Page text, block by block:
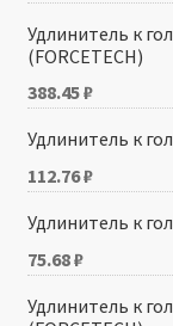
Удлинитель к
(FORCETECH)
388.45₽
Удлинитель к
112.76₽
Удлинитель к
75.68₽
Удлинитель к